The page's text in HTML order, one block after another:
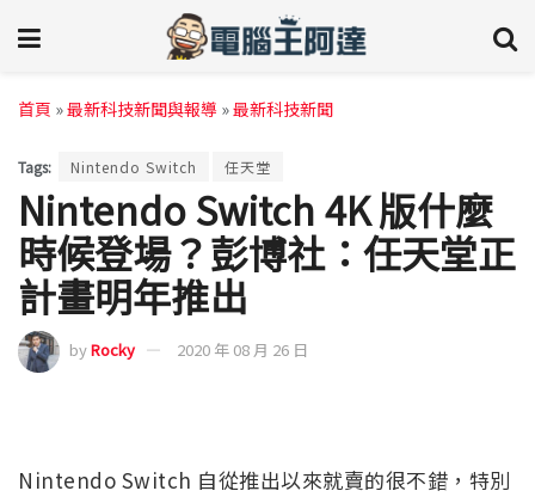
首頁 »最新科技新聞與報導 »最新科技新聞
Tags: Nintendo Switch 任天堂
Nintendo Switch 4K 版什麼
時候登場？彭博社：任天堂正
計畫明年推出
byRocky 2020 年 08 月 26 日
Nintendo Switch 自從推出以來就賣的很不錯，特別